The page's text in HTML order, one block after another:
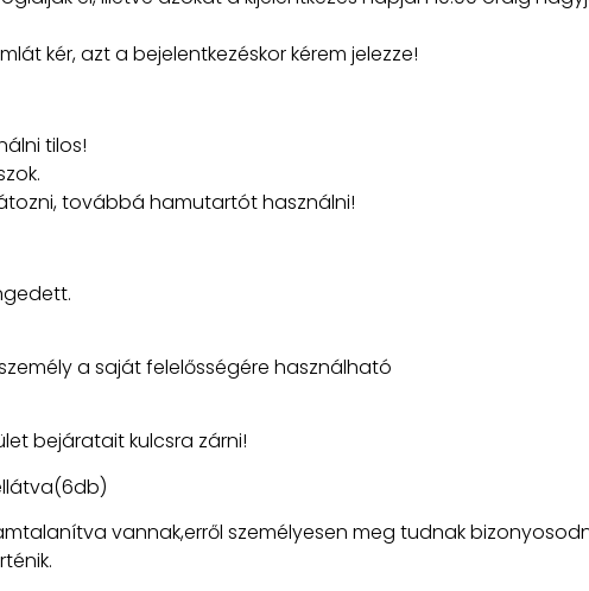
kér, azt a bejelentkezéskor kérem jelezze!
tilos!
továbbá hamutartót használni!
a saját felelősségére használható
bejáratait kulcsra zárni!
vannak,erről személyesen meg tudnak